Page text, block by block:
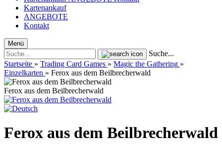
Kartenankauf
ANGEBOTE
Kontakt
Menü
Suche...
Startseite » Trading Card Games » Magic the Gathering »
Einzelkarten » Ferox aus dem Beilbrecherwald
Ferox aus dem Beilbrecherwald
Ferox aus dem Beilbrecherwald